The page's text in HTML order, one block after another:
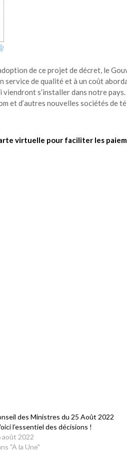
de ce projet de décret, le
service de qualité et à un coût
s’installer dans notre
et d’autres nouvelles sociétés de
virtuelle pour faciliter les
des Ministres du 25 Août 2022
l’essentiel des décisions !
août 2022
"A la Une"